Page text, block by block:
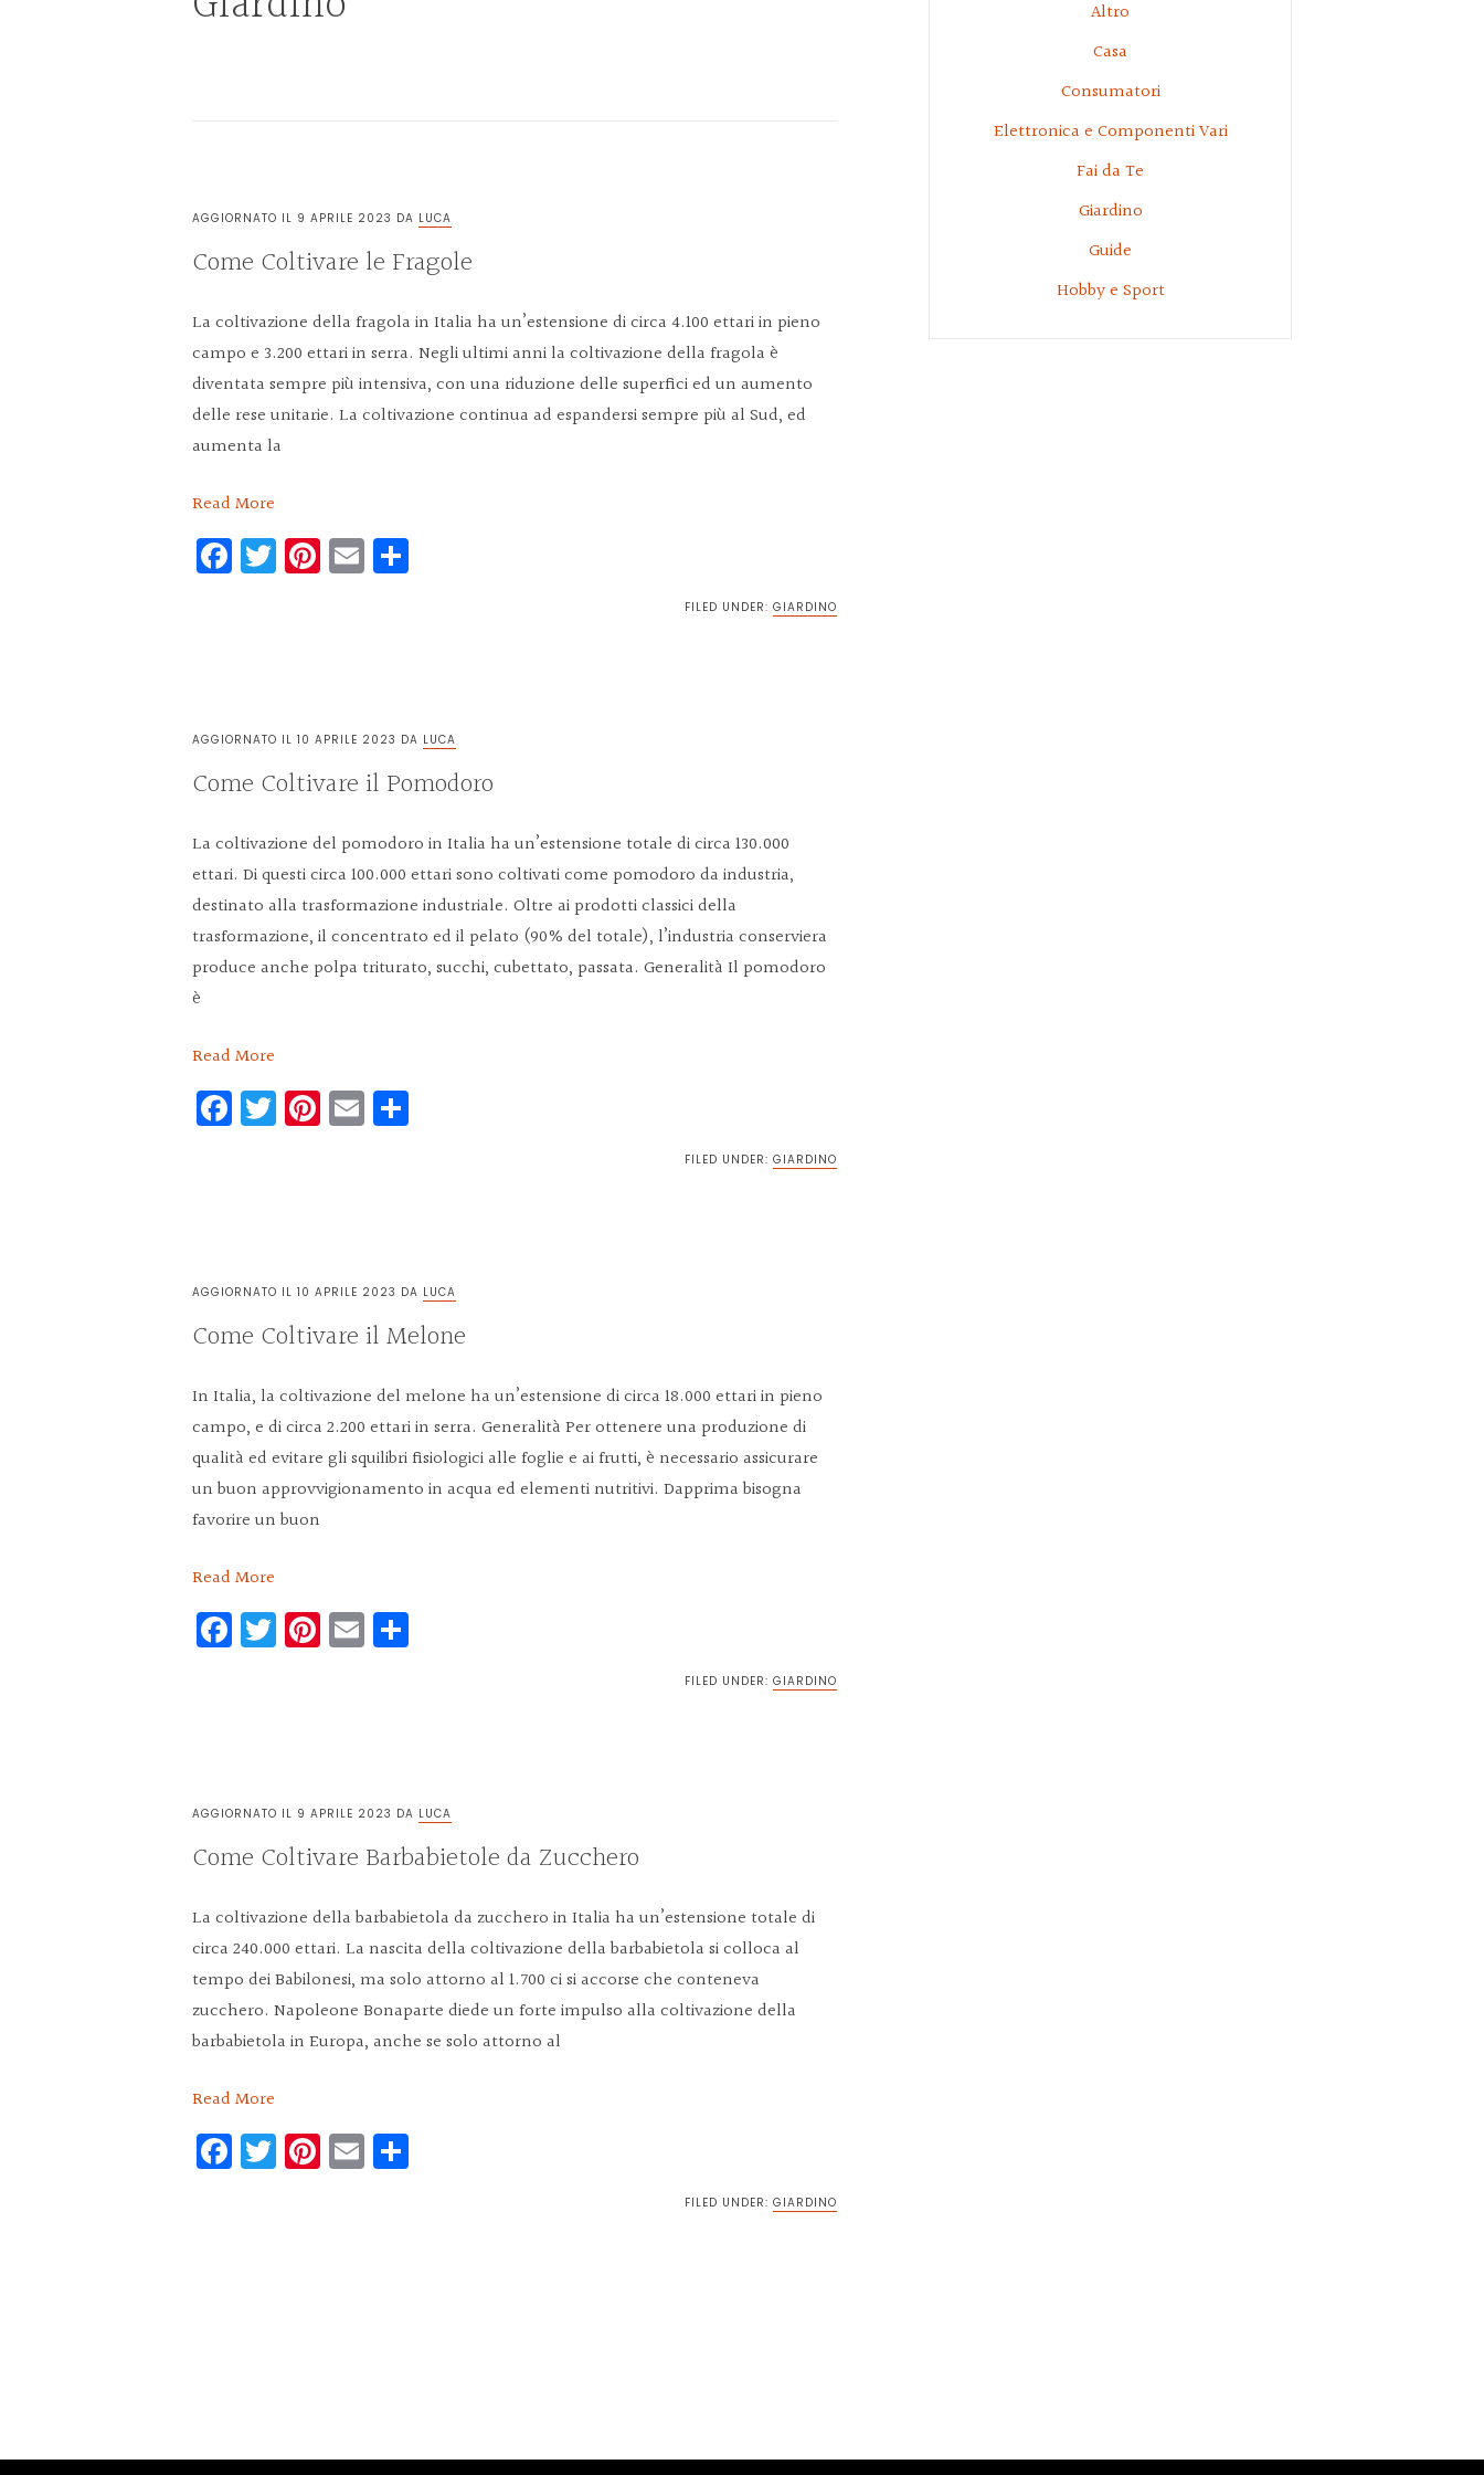
AGGIORNATO IL 9 APRILE 2023 DA LUCA
Come Coltivare le Fragole
La coltivazione della fragola in Italia ha un’estensione di circa 4.100 ettari in pieno
campo e 3.200 ettari in serra. Negli ultimi anni la coltivazione della fragola è
diventata sempre più intensiva, con una riduzione delle superfici ed un aumento
delle rese unitarie. La coltivazione continua ad espandersi sempre più al Sud, ed
aumenta la
Read More
Facebook
Twitter
Pinterest
Email
FILED UNDER:GIARDINO
AGGIORNATO IL10 APRILE 2023 DA LUCA
Come Coltivare il Pomodoro
La coltivazione del pomodoro in Italia ha un’estensione totale di circa 130.000
ettari. Di questi circa 100.000 ettari sono coltivati come pomodoro da industria,
destinato alla trasformazione industriale. Oltre ai prodotti classici della
trasformazione, il concentrato ed il pelato (90% del totale), l’industria conserviera
produce anche polpa triturato, succhi, cubettato, passata. Generalità Il pomodoro
è
Read More
Facebook
Twitter
Pinterest
Email
FILED UNDER:GIARDINO
AGGIORNATO IL10 APRILE 2023 DA LUCA
Come Coltivare il Melone
In Italia, la coltivazione del melone ha un’estensione di circa 18.000 ettari in pieno
campo, e di circa 2.200 ettari in serra. Generalità Per ottenere una produzione di
qualità ed evitare gli squilibri fisiologici alle foglie e ai frutti, è necessario assicurare
un buon approvvigionamento in acqua ed elementi nutritivi. Dapprima bisogna
favorire un buon
Read More
Facebook
Twitter
Pinterest
Email
FILED UNDER:GIARDINO
AGGIORNATO IL 9 APRILE 2023 DA LUCA
Come Coltivare Barbabietole da Zucchero
La coltivazione della barbabietola da zucchero in Italia ha un’estensione totale di
circa 240.000 ettari. La nascita della coltivazione della barbabietola si colloca al
tempo dei Babilonesi, ma solo attorno al 1.700 ci si accorse che conteneva
zucchero. Napoleone Bonaparte diede un forte impulso alla coltivazione della
barbabietola in Europa, anche se solo attorno al
Read More
Facebook
Twitter
Pinterest
Email
FILED UNDER:GIARDINO
Altro
Casa
Consumatori
Elettronica e Componenti Vari
Fai da Te
Giardino
Guide
Hobby e Sport